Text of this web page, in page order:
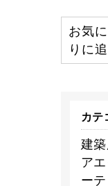
お気に
りに
カテ
建
ア
ー